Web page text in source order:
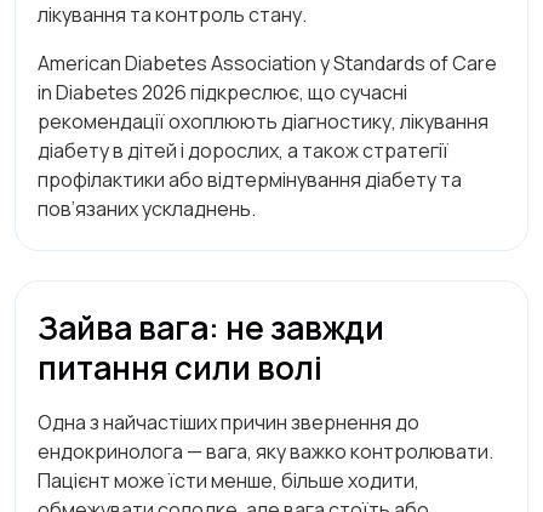
лікування та контроль стану.
American Diabetes Association у Standards of Care
in Diabetes 2026 підкреслює, що сучасні
рекомендації охоплюють діагностику, лікування
діабету в дітей і дорослих, а також стратегії
профілактики або відтермінування діабету та
пов’язаних ускладнень.
Зайва вага: не завжди
питання сили волі
Одна з найчастіших причин звернення до
ендокринолога — вага, яку важко контролювати.
Пацієнт може їсти менше, більше ходити,